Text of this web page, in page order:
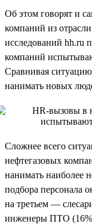
Об этом говорят и
компаний из
исследований hh.ru
компаний
Сравнивая
нанимать новых
Сложнее всего
нефтегазовых
нанимать наиболее
подбора персонала
на третьем —
инженеры ПТО